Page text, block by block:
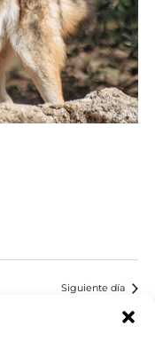
Siguiente día